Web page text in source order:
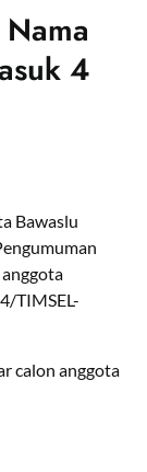
4
Bawaslu
TIMSEL-
calon anggota